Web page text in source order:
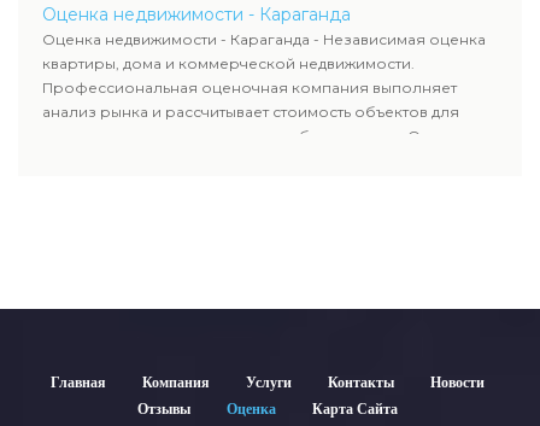
недвижимости включает современные методы и
гарантирует объективные результаты. Отчеты
используются для банков, судов и страховых компаний по
всему Казахстану.
Оценка недвижимости - Караганда
Оценка недвижимости - Караганда - Независимая оценка
квартиры, дома и коммерческой недвижимости.
Профессиональная оценочная компания выполняет
анализ рынка и рассчитывает стоимость объектов для
продажи, ипотеки, аренды и судебных споров. Оценка
Главная Компания Услуги Контакты
Новости
Отзывы
Оценка Карта Сайта